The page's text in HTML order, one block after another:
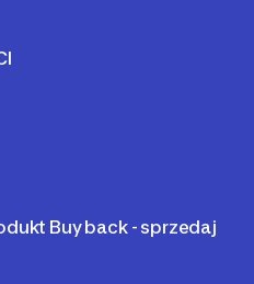
Buy back - sprzedaj